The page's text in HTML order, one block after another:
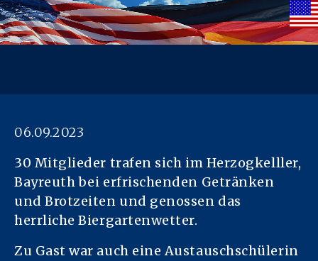
06.09.2023
30 Mitglieder trafen sich im Herzogkelller,
Bayreuth bei erfrischenden Getränken
und Brotzeiten und genossen das
herrliche Biergartenwetter.
Zu Gast war auch eine Austauschschülerin